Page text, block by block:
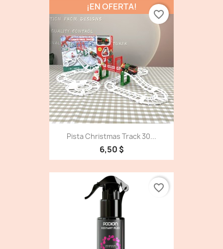
Pista Christmas Track 30...
6,50 $
¡EN OFERTA!
favorite_border
favorite_border